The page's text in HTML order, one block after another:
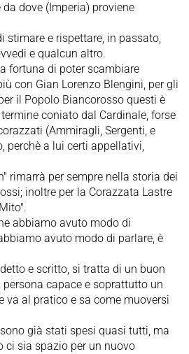
dove (Imperia) proviene
stimare e rispettare, in passato,
e qualcun altro.
fortuna di poter scambiare
con Gian Lorenzo Blengini, per gli
il Popolo Biancorosso questi è
coniato dal Cardinale, forse
(Ammiragli, Sergenti, e
perchè a lui certi appellativi,
rimarrà per sempre nella storia dei
inoltre per la Corazzata Lastre
abbiamo avuto modo di
avuto modo di parlare, è
e scritto, si tratta di un buon
capace e soprattutto un
va al pratico e sa come muoversi
già stati spesi quasi tutti, ma
ci sia spazio per un nuovo